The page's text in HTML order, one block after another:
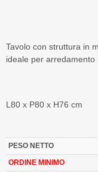
Tavolo con struttura in
ideale per arredamento
L80 x P80 x H76 cm
PESO NETTO
ORDINE MINIMO